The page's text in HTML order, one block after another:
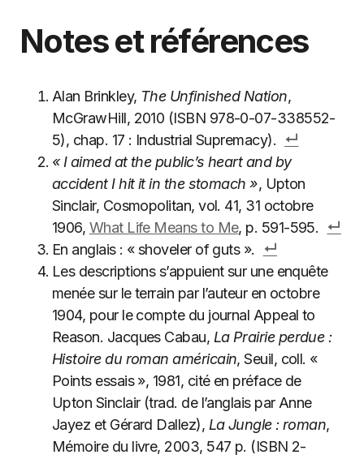
Notes et références
Alan Brinkley, The Unfinished Nation,
McGrawHill, 2010 (ISBN 978-0-07-338552-
5), chap. 17 : Industrial Supremacy).
« I aimed at the public’s heart and by
accident I hit it in the stomach », Upton
Sinclair, Cosmopolitan, vol. 41, 31 octobre
1906, What Life Means to Me, p. 591-595.
En anglais : « shoveler of guts ».
Les descriptions s’appuient sur une enquête
menée sur le terrain par l’auteur en octobre
1904, pour le compte du journal Appeal to
Reason. Jacques Cabau, La Prairie perdue :
Histoire du roman américain, Seuil, coll. «
Points essais », 1981, cité en préface de
Upton Sinclair (trad. de l’anglais par Anne
Jayez et Gérard Dallez), La Jungle : roman,
Mémoire du livre, 2003, 547 p. (ISBN 2-